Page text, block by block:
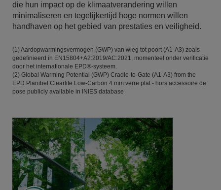
die hun impact op de klimaatverandering willen
minimaliseren en tegelijkertijd hoge normen willen
handhaven op het gebied van prestaties en veiligheid.
(1) Aardopwarmingsvermogen (GWP) van wieg tot poort (A1-A3) zoals
gedefinieerd in EN15804+A2:2019/AC:2021, momenteel onder verificatie
door het internationale EPD®-systeem.
(2) Global Warming Potential (GWP) Cradle-to-Gate (A1-A3) from the
EPD Planibel Clearlite Low-Carbon 4 mm verre plat - hors accessoire de
pose publicly available in INIES database